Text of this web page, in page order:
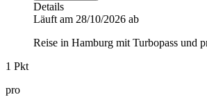
Details
Läuft am 28/10/2026 ab
Reise in Hamburg mit Turbopass und
1 Pkt
pro